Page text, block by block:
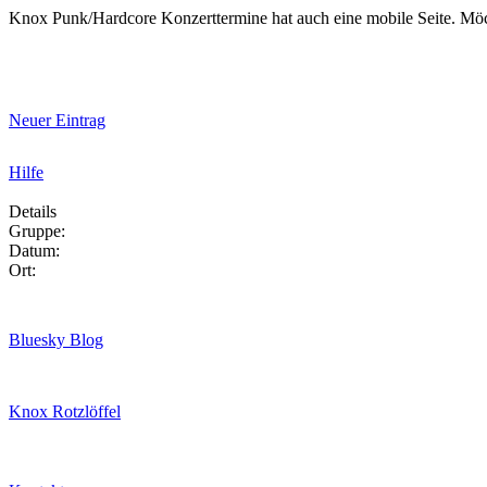
Knox Punk/Hardcore Konzerttermine hat auch eine mobile Seite.
Neuer Eintrag
Hilfe
Details
Gruppe:
Datum:
Ort:
Bluesky Blog
Knox Rotzlöffel